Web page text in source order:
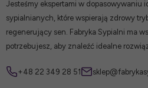
Jesteśmy ekspertami w dopasowywaniu
sypialnianych, które wspierają zdrowy
regenerujący sen. Fabryka Sypialni ma
potrzebujesz, aby znaleźć idealne
+48 22 349 28 51